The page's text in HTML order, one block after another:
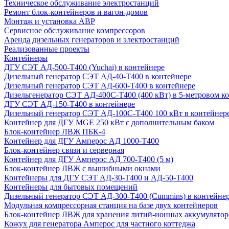
Техническое обслуживание электростанций
Ремонт блок-контейнеров и вагон-домов
Монтаж и установка АВР
Сервисное обслуживание компрессоров
Аренда дизельных генераторов и электростанций
Реализованные проекты
Контейнеры
ДГУ СЭТ АД-500-Т400 (Yuchai) в контейнере
Дизельный генератор СЭТ АД-40-Т400 в контейнере
Дизельный генератор СЭТ АД-600-Т400 в контейнере
Дизельгенератор СЭТ АД-400С-Т400 (400 кВт) в 5-метровом
ДГУ СЭТ АД-150-Т400 в контейнере
Дизельный генератор СЭТ АД-100С-Т400 100 кВт в
Контейнер для ДГУ MGE 250 кВт с дополнительным баком
Блок-контейнер ЛВЖ ПБК-4
Контейнер для ДГУ Амперос АД 1000-Т400
Блок-контейнер связи и серверная
Контейнер для ДГУ Амперос АД 700-Т400 (5 м)
Блок-контейнер ЛВЖ с вышибными окнами
Контейнеры для ДГУ СЭТ АД-30-Т400 и АД-50-Т400
Контейнеры для бытовых помещений
Дизельный генератор СЭТ АД-300-Т400 (Cummins) в
Модульная компрессорная станция на базе двух контейнеров
Блок-контейнер ЛВЖ для хранения литий-ионных
Кожух для генератора Амперос для частного коттеджа